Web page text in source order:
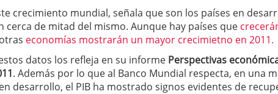
crecimiento mundial, señala que son los países en
cerca de mitad del mismo. Aunque hay países que
economías mostrarán un mayor crecimietno en 2011.
datos los refleja en su informe Perspectivas
. Además por lo que al Banco Mundial respecta, en una
desarrollo, el PIB ha mostrado signos evidentes de